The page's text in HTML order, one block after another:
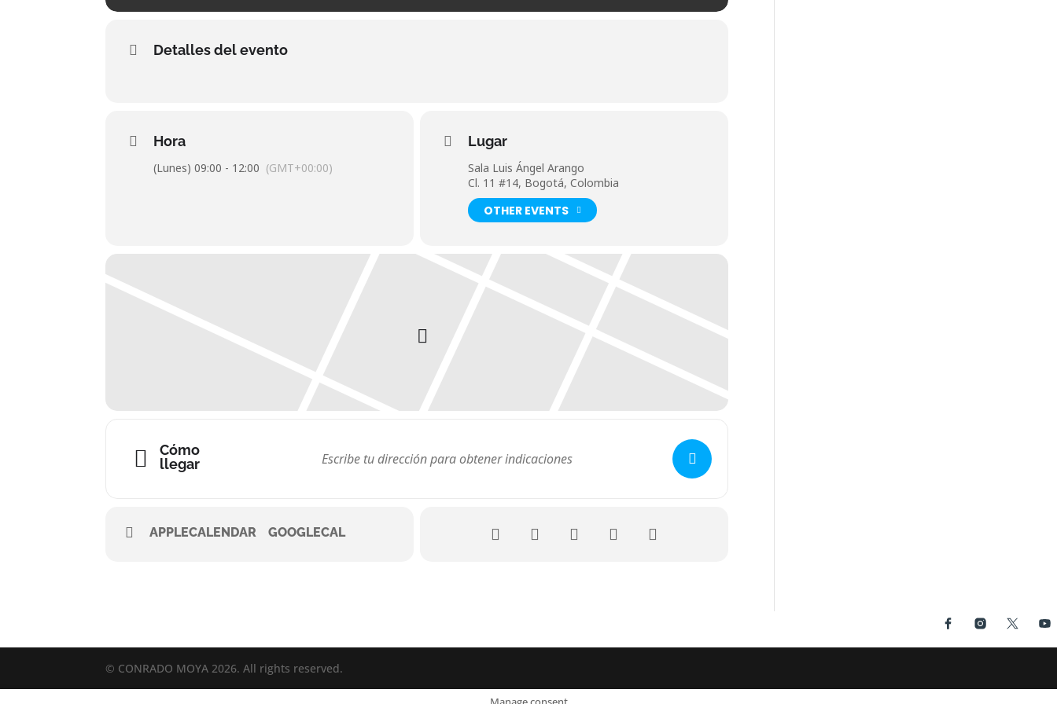
Detalles del evento
Hora
(Lunes) 09:00 - 12:00 (GMT+00:00)
Lugar
Sala Luis Ángel Arango
Cl. 11 #14, Bogotá, Colombia
OTHER EVENTS
Cómo
llegar
APPLECALENDAR GOOGLECAL
© CONRADO MOYA 2026. All rights reserved.